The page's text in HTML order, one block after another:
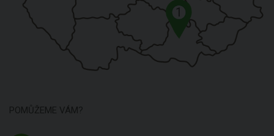
1
POMŮŽEME VÁM?